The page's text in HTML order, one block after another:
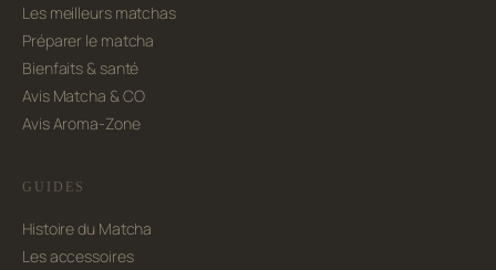
Les meilleurs matchas
Préparer le matcha
Bienfaits & santé
Avis Matcha & CO
Avis Aroma-Zone
GUIDES
Histoire du Matcha
Les accessoires